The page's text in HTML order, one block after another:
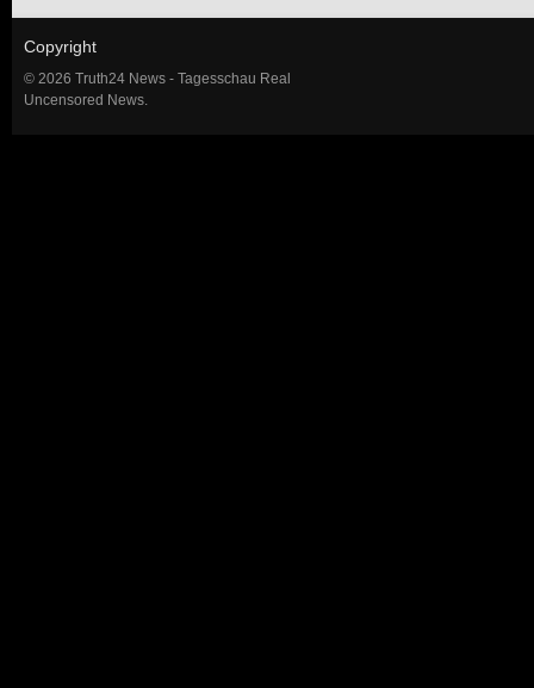
Copyright
© 2026 Truth24 News - Tagesschau Real
Uncensored News.